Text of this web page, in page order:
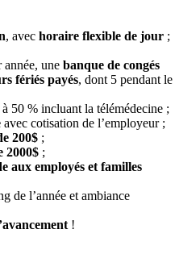
, avec horaire flexible de jour ;
année, une banque de congés
fériés payés, dont 5 pendant le
à 50 % incluant la télémédecine ;
avec cotisation de l’employeur ;
200$ ;
2000$ ;
aux employés et familles
de l’année et ambiance
!